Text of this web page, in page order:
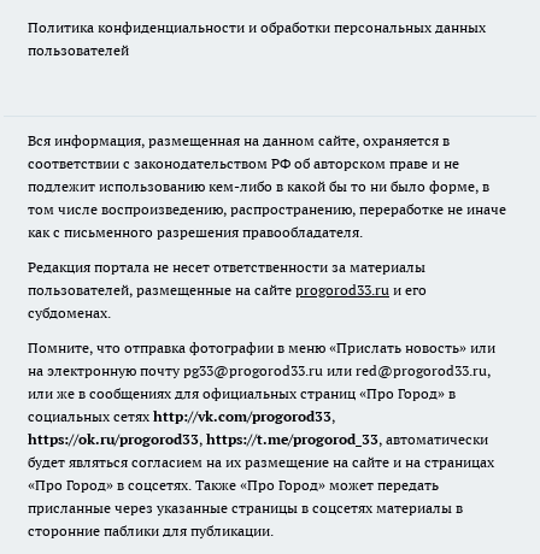
Политика конфиденциальности и обработки персональных данных
пользователей
Вся информация, размещенная на данном сайте, охраняется в
соответствии с законодательством РФ об авторском праве и не
подлежит использованию кем-либо в какой бы то ни было форме, в
том числе воспроизведению, распространению, переработке не иначе
как с письменного разрешения правообладателя.
Редакция портала не несет ответственности за материалы
пользователей, размещенные на сайте progorod33.ru и его
субдоменах.
Помните, что отправка фотографии в меню «Прислать новость» или
на электронную почту pg33@progorod33.ru или red@progorod33.ru,
или же в сообщениях для официальных страниц «Про Город» в
социальных сетях http://vk.com/progorod33,
https://ok.ru/progorod33, https://t.me/progorod_33, автоматически
будет являться согласием на их размещение на сайте и на страницах
«Про Город» в соцсетях. Также «Про Город» может передать
присланные через указанные страницы в соцсетях материалы в
сторонние паблики для публикации.